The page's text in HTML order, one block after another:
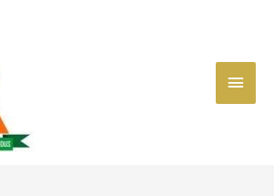
Main